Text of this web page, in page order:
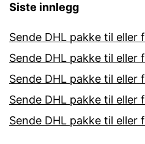
Siste innlegg
Sende DHL pakke til eller
Sende DHL pakke til eller
Sende DHL pakke til eller
Sende DHL pakke til eller
Sende DHL pakke til eller